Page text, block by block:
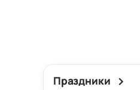
Праздники